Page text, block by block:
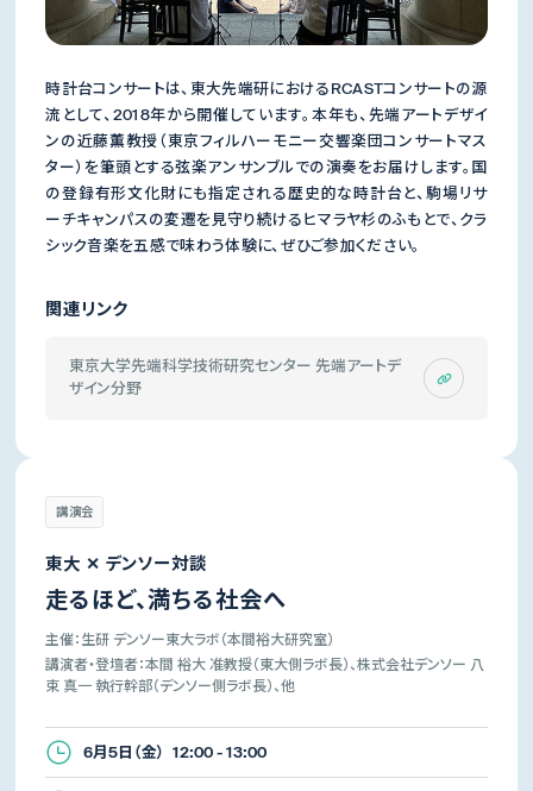
時計台コンサートは、東大先端研におけるRCASTコンサートの源
流として、2018年から開催しています。本年も、先端アートデザイ
ンの近藤薫教授（東京フィルハーモニー交響楽団コンサートマス
ター）を筆頭とする弦楽アンサンブルでの演奏をお届けします。国
の登録有形文化財にも指定される歴史的な時計台と、駒場リサ
ーチキャンパスの変遷を見守り続けるヒマラヤ杉のふもとで、クラ
シック音楽を五感で味わう体験に、ぜひご参加ください。
関連リンク
東京大学先端科学技術研究センター 先端アートデ
ザイン分野
講演会
東大 ✕ デンソー対談
走るほど、満ちる社会へ
主催：生研 デンソー東大ラボ（本間裕大研究室）
講演者・登壇者：本間 裕大 准教授（東大側ラボ長）、株式会社デンソー 八
束 真一 執行幹部（デンソー側ラボ長）、他
6月5日（金） 12:00 - 13:00